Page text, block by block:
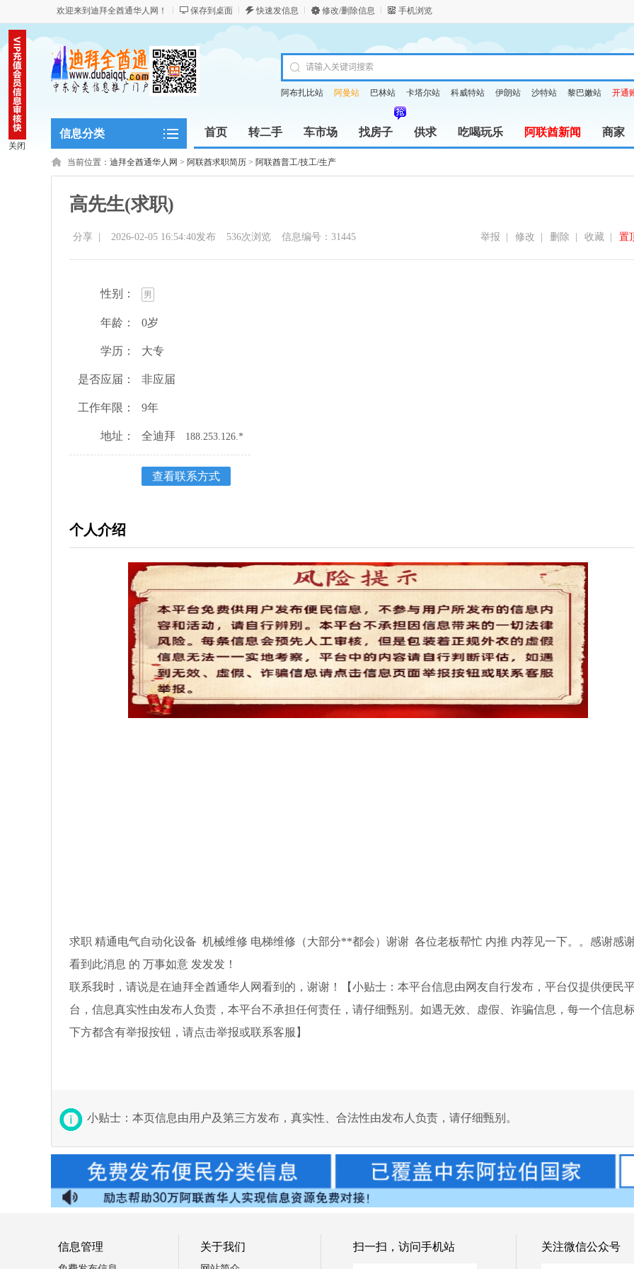
欢迎来到迪拜全酋通华人网！ 保存到桌面 快速发信息 修改/删除信息 手机浏览
阿布扎比站 阿曼站 巴林站 卡塔尔站 科威特站 伊朗站 沙特站 黎巴嫩站 开通
信息分类 首页 转二手 车市场 找房子 供求 吃喝玩乐 阿联酋新闻 商家
当前位置： 迪拜全酋通华人网 > 阿联酋求职简历 > 阿联酋普工/技工/生产
高先生(求职)
分享 2026-02-05 16:54:40发布 536次浏览 信息编号：31445 置
收藏
删除
修改
举报
性别： 男
年龄： 0岁
学历： 大专
是否应届： 非应届
工作年限： 9年
地址： 全迪拜 188.253.126.*
查看联系方式
个人介绍
求职 精通电气自动化设备 机械维修 电梯维修（大部分**都会）谢谢 各位老板帮忙 内推 内荐见一下。。感谢感
看到此消息 的 万事如意 发发发！
联系我时，请说是在迪拜全酋通华人网看到的，谢谢！【小贴士：本平台信息由网友自行发布，平台仅提供便民
台，信息真实性由发布人负责，本平台不承担任何责任，请仔细甄别。如遇无效、虚假、诈骗信息，每一个信息
下方都含有举报按钮，请点击举报或联系客服】
小贴士：本页信息由用户及第三方发布，真实性、合法性由发布人负责，请仔细甄别。
关闭
信息管理 关于我们 扫一扫，访问手机站 关注微信公众号